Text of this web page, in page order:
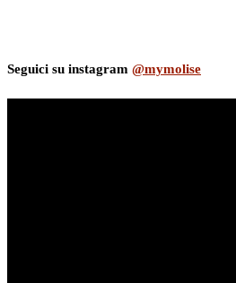
Seguici su instagram @mymolise